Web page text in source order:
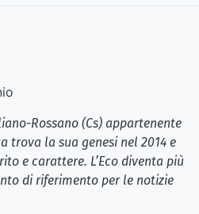
Rossano (Cs) appartenente
trova la sua genesi nel 2014 e
e carattere. L’Eco diventa più
di riferimento per le notizie